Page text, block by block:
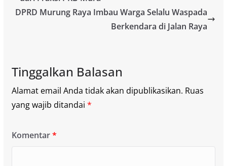
DPRD Murung Raya Imbau Warga Selalu Waspada
Berkendara di Jalan Raya
Tinggalkan Balasan
Alamat email Anda tidak akan dipublikasikan. Ruas
yang wajib ditandai *
Komentar*